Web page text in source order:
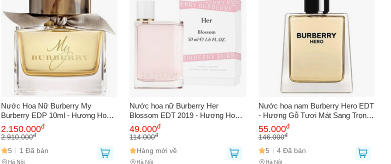
Nước Hoa Nữ Burberry My
Burberry EDP 10ml - Hương Hoa
Đậu, Cam Bergamot - Sang Trọng,
Thanh Lịch, Quà Tặng Tốt Nhất
2.150.000đ
2.910.000đ
5 1 Đã bán
Hà Nội
Nước hoa nữ Burberry Her
Blossom EDT 2019 - Hương Hoa
Mẫu Đơn, Cam Quýt - Phong Cách
Thanh Lịch, Dịu Dàng, Quà Tặng
49.000đ
114.000đ
Hàng mới về
Hà Nội
Nước hoa nam Burberry Hero EDT
- Hương Gỗ Tươi Mát Sang Trọng
cho Phái Mạnh, Lựa Chọn Hoàn
Hảo Mùa Xuân - Hè
55.000đ
146.000đ
5 4 Đã bán
Hà Nội